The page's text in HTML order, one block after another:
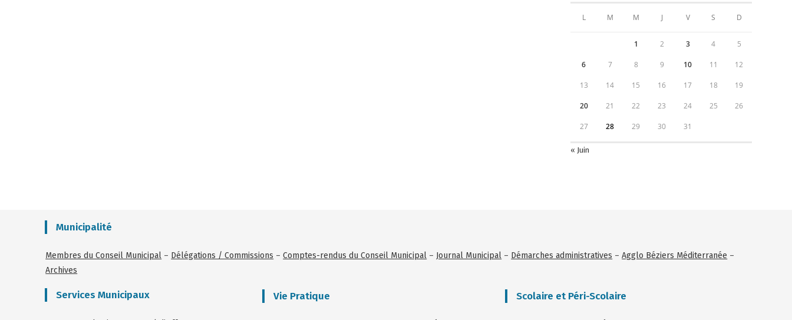
L M M J V S D
1 2 3 4 5
6 7 8 9 10 11 12
13 14 15 16 17 18 19
20 21 22 23 24 25 26
27 28 29 30 31
« Juin
Municipalité
Membres du Conseil Municipal – Délégations / Commissions –Comptes-rendus du Conseil Municipal – Journal Municipal – Démarches administratives –Agglo Béziers Méditerranée –
Archives
Services Municipaux Vie Pratique Scolaire et Péri-Scolaire